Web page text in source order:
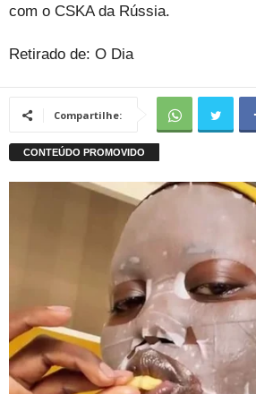
com o CSKA da Rússia.
Retirado de: O Dia
Compartilhe: